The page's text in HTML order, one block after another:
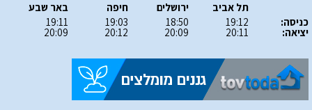
כניסה:
יציאה:
תל אביב
19:12
20:11
ירושלים
18:50
20:09
חיפה
19:03
20:12
באר שבע
19:11
20:09